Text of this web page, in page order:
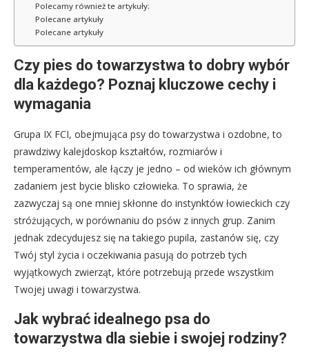
Polecamy również te artykuły:
Polecane artykuły
Polecane artykuły
Czy pies do towarzystwa to dobry wybór
dla każdego? Poznaj kluczowe cechy i
wymagania
Grupa IX FCI, obejmująca psy do towarzystwa i ozdobne, to
prawdziwy kalejdoskop kształtów, rozmiarów i
temperamentów, ale łączy je jedno – od wieków ich głównym
zadaniem jest bycie blisko człowieka. To sprawia, że
zazwyczaj są one mniej skłonne do instynktów łowieckich czy
stróżujących, w porównaniu do psów z innych grup. Zanim
jednak zdecydujesz się na takiego pupila, zastanów się, czy
Twój styl życia i oczekiwania pasują do potrzeb tych
wyjątkowych zwierząt, które potrzebują przede wszystkim
Twojej uwagi i towarzystwa.
Jak wybrać idealnego psa do
towarzystwa dla siebie i swojej rodziny?